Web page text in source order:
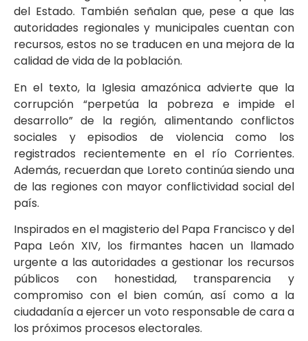
del Estado. También señalan que, pese a que las
autoridades regionales y municipales cuentan con
recursos, estos no se traducen en una mejora de la
calidad de vida de la población.
En el texto, la Iglesia amazónica advierte que la
corrupción “perpetúa la pobreza e impide el
desarrollo” de la región, alimentando conflictos
sociales y episodios de violencia como los
registrados recientemente en el río Corrientes.
Además, recuerdan que Loreto continúa siendo una
de las regiones con mayor conflictividad social del
país.
Inspirados en el magisterio del Papa Francisco y del
Papa León XIV, los firmantes hacen un llamado
urgente a las autoridades a gestionar los recursos
públicos con honestidad, transparencia y
compromiso con el bien común, así como a la
ciudadanía a ejercer un voto responsable de cara a
los próximos procesos electorales.